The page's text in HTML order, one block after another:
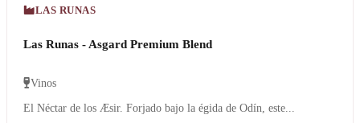
LAS RUNAS
Las Runas - Asgard Premium Blend
Vinos
El Néctar de los Æsir. Forjado bajo la égida de Odín, este...